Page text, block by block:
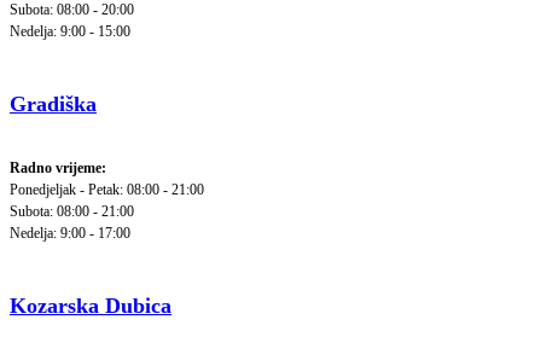
Subota: 08:00 - 20:00
Nedelja: 9:00 - 15:00
Gradiška
Radno vrijeme:
Ponedjeljak - Petak: 08:00 - 21:00
Subota: 08:00 - 21:00
Nedelja: 9:00 - 17:00
Kozarska Dubica